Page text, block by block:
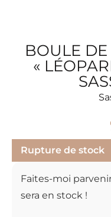
BOULE
«
Rupture de stock
Faites-moi
sera en stock !